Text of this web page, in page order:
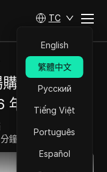
TC
English
繁體中文
Русский
Tiếng Việt
Português
Español
買或出售物
年解決。
分鐘 閱讀
買或出售物品的問題